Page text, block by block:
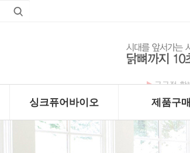
싱크퓨어바이오
제품구매
분류